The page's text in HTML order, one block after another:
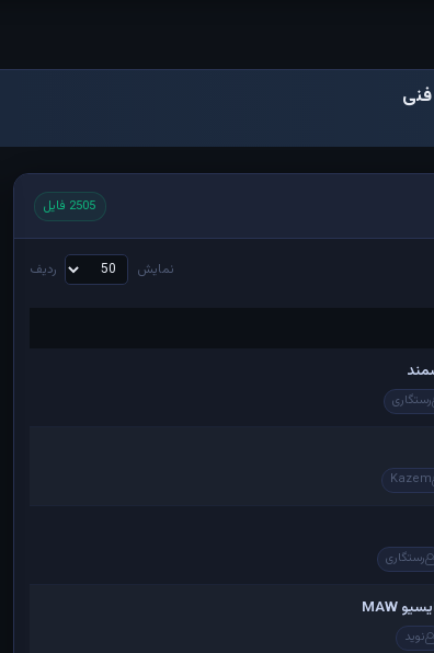
2505 فایل
نمایش ردیف
رستگاری
Kazem
رستگاری
نوید